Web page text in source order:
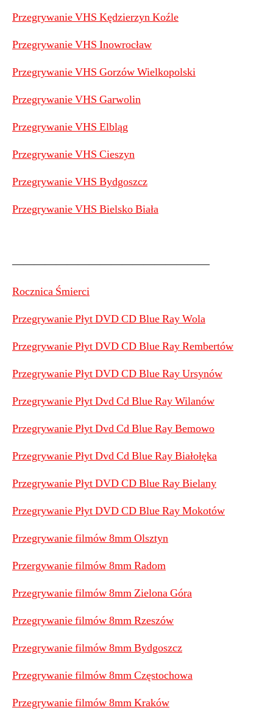
Przegrywanie VHS Kędzierzyn Koźle
Przegrywanie VHS Inowrocław
Przegrywanie VHS Gorzów Wielkopolski
Przegrywanie VHS Garwolin
Przegrywanie VHS Elbląg
Przegrywanie VHS Cieszyn
Przegrywanie VHS Bydgoszcz
Przegrywanie VHS Bielsko Biała
——————————————————
Rocznica Śmierci
Przegrywanie Płyt DVD CD Blue Ray Wola
Przegrywanie Płyt DVD CD Blue Ray Rembertów
Przegrywanie Płyt DVD CD Blue Ray Ursynów
Przegrywanie Płyt Dvd Cd Blue Ray Wilanów
Przegrywanie Płyt Dvd Cd Blue Ray Bemowo
Przegrywanie Płyt Dvd Cd Blue Ray Białołęka
Przegrywanie Płyt DVD CD Blue Ray Bielany
Przegrywanie Płyt DVD CD Blue Ray Mokotów
Przegrywanie filmów 8mm Olsztyn
Przergywanie filmów 8mm Radom
Przegrywanie filmów 8mm Zielona Góra
Przegrywanie filmów 8mm Rzeszów
Przegrywanie filmów 8mm Bydgoszcz
Przegrywanie filmów 8mm Częstochowa
Przegrywanie filmów 8mm Kraków